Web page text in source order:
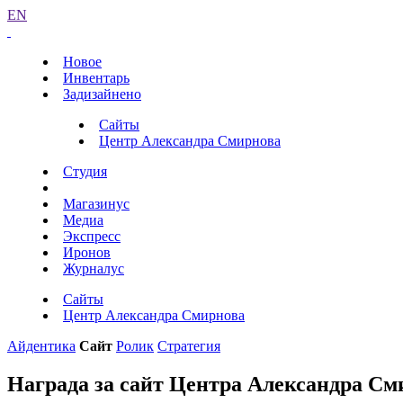
EN
Новое
Инвентарь
Задизайнено
Сайты
Центр Александра Смирнова
Студия
Магазинус
Медиа
Экспресс
Иронов
Журналус
Сайты
Центр Александра Смирнова
Айдентика Сайт Ролик Стратегия
Награда за сайт Центра Александра